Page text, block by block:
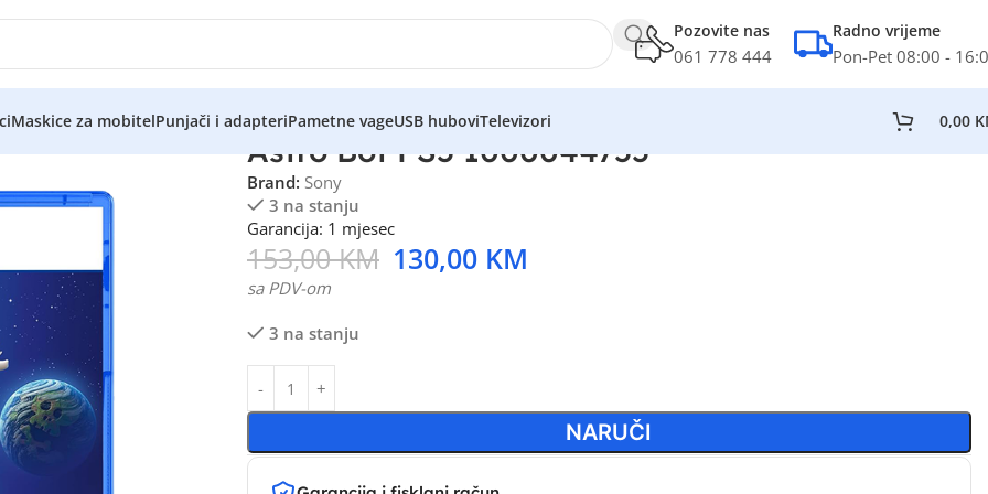
Pozovite nas
061 778 444
Radno vrijeme
Pon-Pet 08:00 -
Maskice za mobitelPunjači i adapteriPametne vageUSB huboviTelevizori 0,00
Astro Bot PS5 1000044755
Brand: Sony
3 na stanju
Garancija: 1 mjesec
153,00KM 130,00 KM
sa PDV-om
3 na stanju
NARUČI